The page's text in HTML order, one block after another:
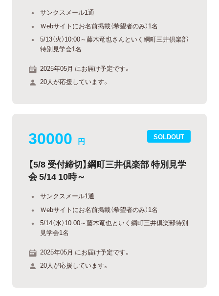
サンクスメール1通
Ｗebサイトにお名前掲載（希望者のみ）1名
5/13（火）10:00～藤木竜也さんといく綱町三井倶楽部
特別見学会1名
2025年05月 にお届け予定です。
20人が応援しています。
SOLDOUT
30000 円
【5/8 受付締切】綱町三井倶楽部 特別見学
会 5/14 10時～
サンクスメール1通
Ｗebサイトにお名前掲載（希望者のみ）1名
5/14（水）10:00～藤木竜也といく綱町三井倶楽部特別
見学会1名
2025年05月 にお届け予定です。
20人が応援しています。